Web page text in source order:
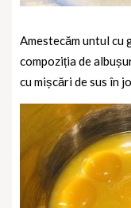
Amestecăm untul cu
compoziția de
cu mișcări de sus în